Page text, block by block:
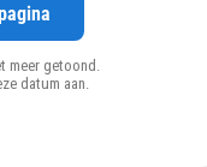
meer getoond.
datum aan.